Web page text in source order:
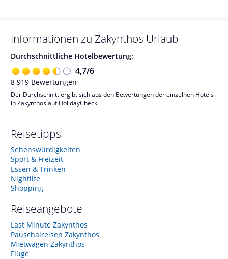
Informationen zu Zakynthos Urlaub
Durchschnittliche Hotelbewertung:
4,7/6
8 919 Bewertungen
Der Durchschnitt ergibt sich aus den Bewertungen der einzelnen Hotels
in Zakynthos auf HolidayCheck.
Reisetipps
Sehenswürdigkeiten
Sport & Freizeit
Essen & Trinken
Nightlife
Shopping
Reiseangebote
Last Minute Zakynthos
Pauschalreisen Zakynthos
Mietwagen Zakynthos
Flüge